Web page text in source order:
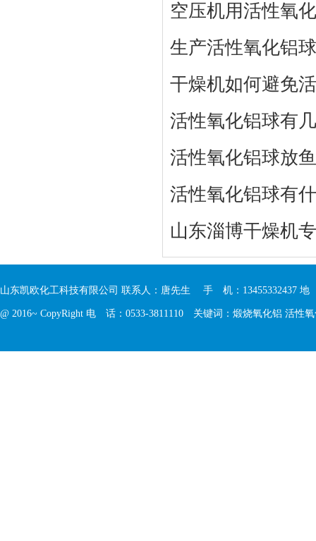
空压机用活性氧
生产活性氧化铝
干燥机如何避免
活性氧化铝球有
活性氧化铝球放
活性氧化铝球有
山东淄博干燥机
山东凯欧化工科技有限公司 联系人：唐先生 手 机：13455332437
@ 2016~ CopyRight 电 话：0533-3811110 关键词： 煅烧氧化铝 活性